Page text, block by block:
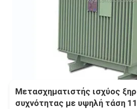
Μετασχηματιστής ισχύος
συχνότητας με υψηλή τάση